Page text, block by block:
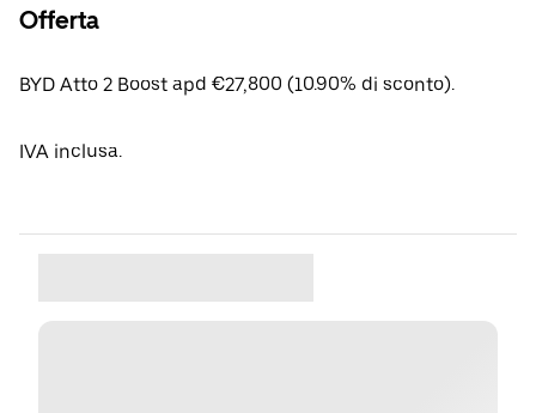
Offerta
BYD Atto 2 Boost apd €27,800 (10.90% di sconto).
IVA inclusa.